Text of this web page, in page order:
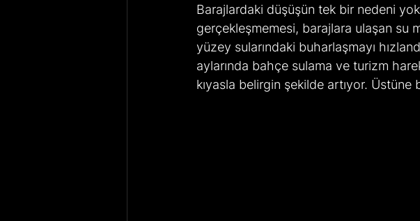
Barajlardaki düşüşün tek bir nedeni
gerçekleşmemesi, barajlara ulaşan su
yüzey sularındaki buharlaşmayı
aylarında bahçe sulama ve turizm
kıyasla belirgin şekilde artıyor.